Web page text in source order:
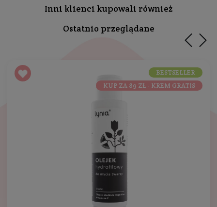
Inni klienci kupowali również
Ostatnio przeglądane
BESTSELLER
KUP ZA 89 ZŁ - KREM GRATIS